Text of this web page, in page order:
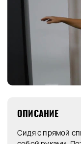
ОПИСАНИЕ
Сидя с прямой